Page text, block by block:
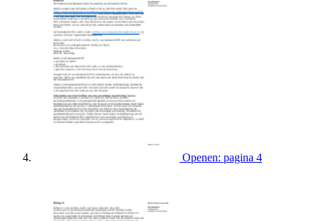
Openen: pagina 4